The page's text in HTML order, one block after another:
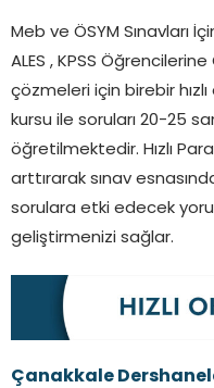
Meb ve ÖSYM Sınavları
ALES , KPSS
çözmeleri için birebir
kursu ile soruları 20-25
öğretilmektedir. Hızlı
arttırarak sınav
sorulara etki edecek
geliştirmenizi sağlar.
Çanakkale